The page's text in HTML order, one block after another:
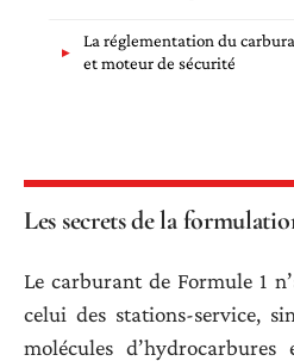
La réglementation du
et moteur de sécurité
Les secrets de la
Le carburant de Formule 1
celui des stations-service,
molécules